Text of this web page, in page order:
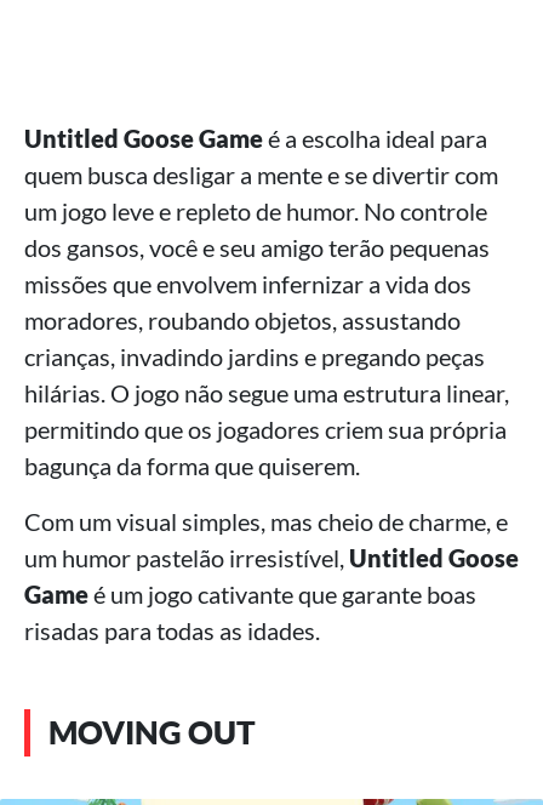
Untitled Goose Gameé a escolha ideal para
quem busca desligar a mente e se divertir com
um jogo leve e repleto de humor. No controle
dos gansos, você e seu amigo terão pequenas
missões que envolvem infernizar a vida dos
moradores, roubando objetos, assustando
crianças, invadindo jardins e pregando peças
hilárias. O jogo não segue uma estrutura linear,
permitindo que os jogadores criem sua própria
bagunça da forma que quiserem.
Com um visual simples, mas cheio de charme, e
um humor pastelão irresistível, Untitled Goose
Gameé um jogo cativante que garante boas
risadas para todas as idades.
MOVING OUT